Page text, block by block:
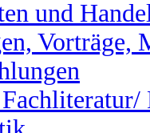
und
Vorträge,